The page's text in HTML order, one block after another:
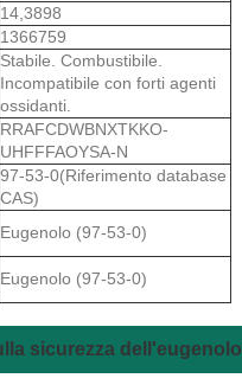
14,3898
1366759
Stabile. Combustibile.
Incompatibile con forti agenti
ossidanti.
RRAFCDWBNXTKKO-
UHFFFAOYSA-N
97-53-0(Riferimento database
CAS)
Eugenolo (97-53-0)
Eugenolo (97-53-0)
sicurezza dell'eugenolo